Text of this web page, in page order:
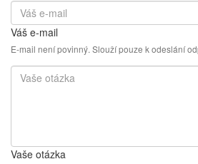
Váš e-mail
E-mail není povinný. Slouží pouze k odeslání
Vaše otázka